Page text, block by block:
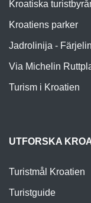
Kroatiska
Kroatiens parker
Jadrolinija -
Via Michelin
Turism i Kroatien
UTFORSKA
Turistmål Kroatien
Turistguide